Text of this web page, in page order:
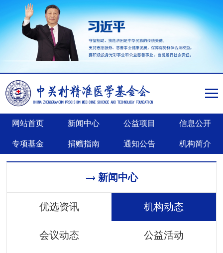
网站首页 新闻中心 公益项目 信息公开
专项基金 捐赠指南 通知公告 机构简介
新闻中心
优选资讯 机构动态
会议动态 公益活动